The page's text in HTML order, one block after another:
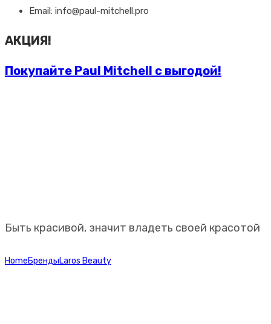
Email: info@paul-mitchell.pro
АКЦИЯ!
Покупайте Paul Mitchell с выгодой!
Быть красивой, значит владеть своей красотой
HomeБрендыLaros Beauty